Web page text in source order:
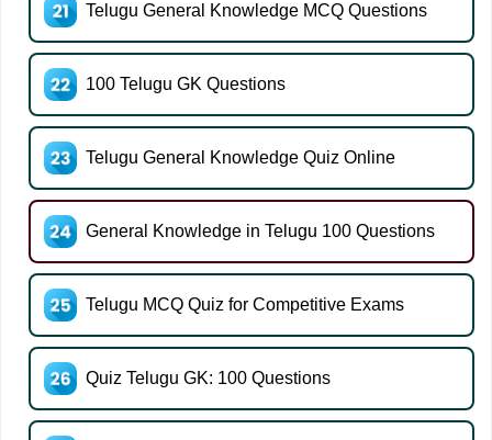
Telugu General Knowledge MCQ Questions
100 Telugu GK Questions
Telugu General Knowledge Quiz Online
General Knowledge in Telugu 100 Questions
Telugu MCQ Quiz for Competitive Exams
Quiz Telugu GK: 100 Questions